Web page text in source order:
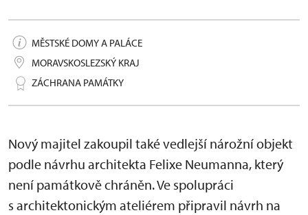
MĚSTSKÉ DOMY A PALÁCE
MORAVSKOSLEZSKÝ KRAJ
ZÁCHRANA PAMÁTKY
Nový majitel zakoupil také vedlejší nárožní objekt
podle návrhu architekta Felixe Neumanna, který
není památkově chráněn. Ve spolupráci
s architektonickým ateliérem připravil návrh na